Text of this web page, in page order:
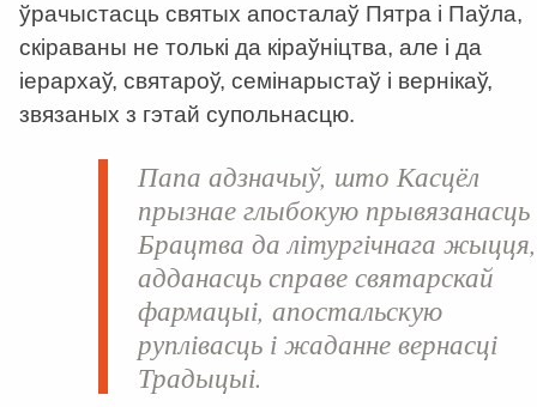
ўрачыстасць святых апосталаў Пятра і Паўла,
скіраваны не толькі да кіраўніцтва, але і да
іерархаў, святароў, семінарыстаў і вернікаў,
звязаных з гэтай супольнасцю.
Папа адзначыў, што Касцёл
прызнае глыбокую прывязанасць
Брацтва да літургічнага жыцця,
адданасць справе святарскай
фармацыі, апостальскую
руплівасць і жаданне вернасці
Традыцыі.